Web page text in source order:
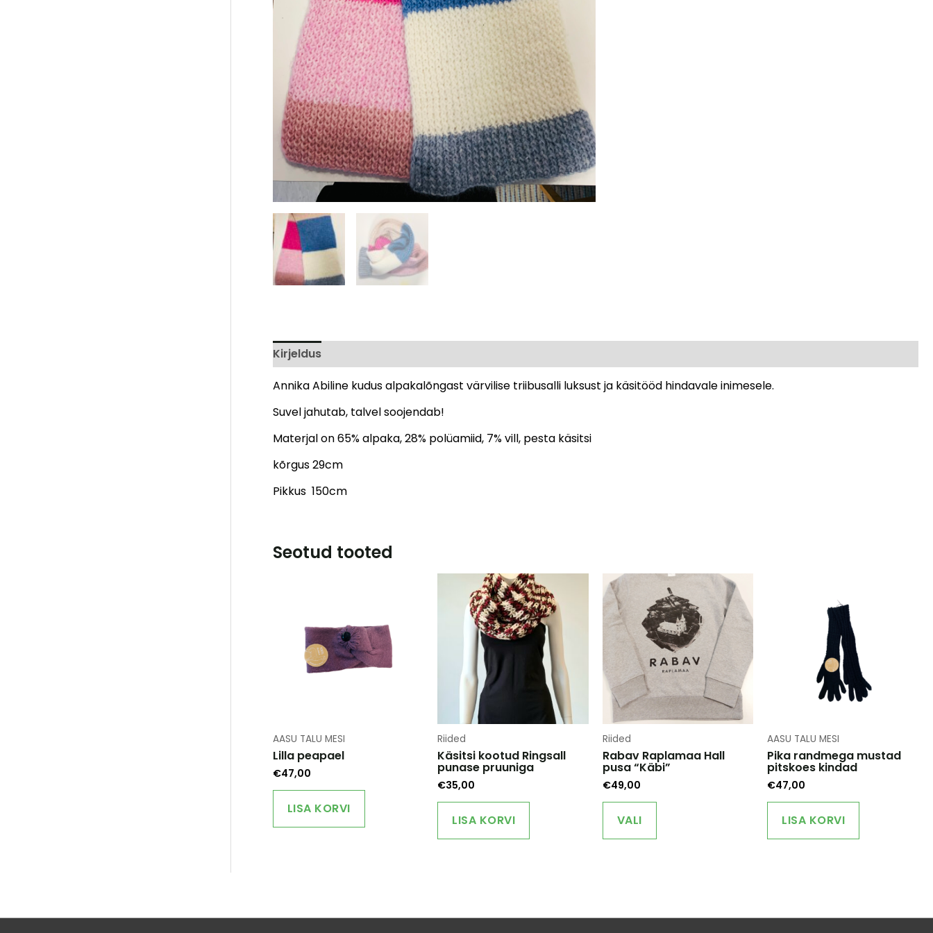
Kirjeldus
Annika Abiline kudus alpakalõngast värvilise triibusalli luksust ja käsitööd hindavale inimesele.
Suvel jahutab, talvel soojendab!
Materjal on 65% alpaka, 28% polüamiid, 7% vill, pesta käsitsi
kõrgus 29cm
Pikkus 150cm
Seotud tooted
AASU TALU MESI
Lilla peapael
€47,00
LISA KORVI
Riided
Käsitsi kootud Ringsall
punase pruuniga
€35,00
LISA KORVI
Riided
Rabav Raplamaa Hall
pusa “Käbi”
€49,00
VALI
This
AASU TALU MESI
Pika randmega mustad
pitskoes kindad
€47,00
LISA KORVI